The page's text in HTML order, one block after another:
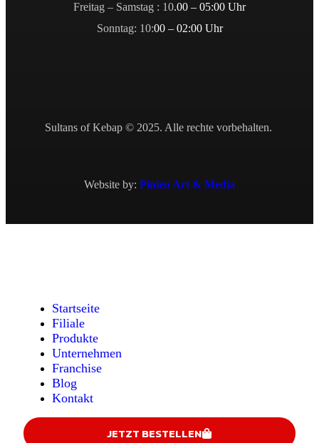
Freitag – Samstag : 10.00 – 05:00 Uhr
Sonntag: 10:00 – 02:00 Uhr
Sultans of Kebap © 2025. Alle rechte vorbehalten.
Website by: Pinien Art & Media
Startseite
Filiale
Produkte
Unternehmen
Franchise
Blog
Kontakt
JETZT BESTELLEN